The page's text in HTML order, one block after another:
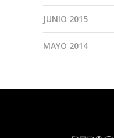
JUNIO 2015
MAYO 2014